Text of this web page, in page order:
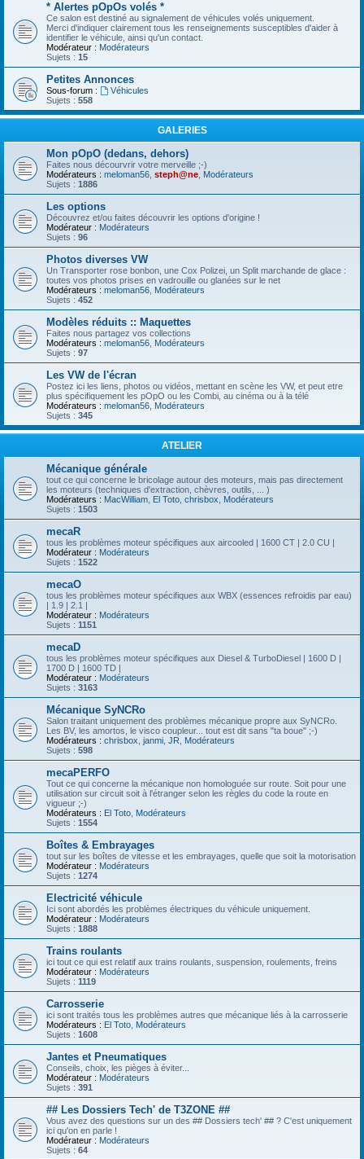
* Alertes pOpOs volés *
Ce salon est destiné au signalement de véhicules volés uniquement.
Merci d'indiquer clairement tous les renseignements susceptibles d'aider à
identifier le véhicule, ainsi qu'un contact.
Modérateur : Modérateurs
Sujets : 15
Petites Annonces
Sous-forum :
Véhicules
Sujets : 558
GALERIES
Mon pOpO (dedans, dehors)
Faites nous décourvrir votre merveille ;-)
Modérateurs : meloman56 steph@ne Modérateurs
Sujets : 1886
Les options
Découvrez et/ou faites découvrir les options d'origine !
Modérateur : Modérateurs
Sujets : 96
Photos diverses VW
Un Transporter rose bonbon, une Cox Polizei, un Split marchande de glace :
toutes vos photos prises en vadrouille ou glanées sur le net
Modérateurs : meloman56 Modérateurs
Sujets : 452
Modèles réduits :: Maquettes
Faites nous partagez vos collections
Modérateurs : meloman56 Modérateurs
Sujets : 97
Les VW de l'écran
Postez ici les liens, photos ou vidéos, mettant en scène les VW, et peut etre
plus spécifiquement les pOpO ou les Combi, au cinéma ou à la télé
Modérateurs : meloman56 Modérateurs
Sujets : 345
ATELIER
Mécanique générale
tout ce qui concerne le bricolage autour des moteurs, mais pas directement
les moteurs (techniques d'extraction, chèvres, outils, ... )
Modérateurs : MacWilliam El Toto chrisbox
Modérateurs
Sujets : 1503
mecaR
tous les problèmes moteur spécifiques aux aircooled | 1600 CT | 2.0 CU |
Modérateur : Modérateurs
Sujets : 1522
mecaO
tous les problèmes moteur spécifiques aux WBX (essences refroidis par eau)
| 1.9 | 2.1 |
Modérateur : Modérateurs
Sujets : 1151
mecaD
tous les problèmes moteur spécifiques aux Diesel & TurboDiesel | 1600 D |
1700 D | 1600 TD |
Modérateur : Modérateurs
Sujets : 3163
Mécanique SyNCRo
Salon traitant uniquement des problèmes mécanique propre aux SyNCRo.
Les BV, les amortos, le visco coupleur... tout est dit sans "ta boue" ;-)
Modérateurs : chrisbox janmi JR
Modérateurs
Sujets : 598
mecaPERFO
Tout ce qui concerne la mécanique non homologuée sur route. Soit pour une
utilisation sur circuit soit à l'étranger selon les règles du code la route en
vigueur ;-)
Modérateurs : El Toto Modérateurs
Sujets : 1554
Boîtes & Embrayages
tout sur les boîtes de vitesse et les embrayages, quelle que soit la motorisation
Modérateur : Modérateurs
Sujets : 1274
Electricité véhicule
Ici sont abordés les problèmes électriques du véhicule uniquement.
Modérateur : Modérateurs
Sujets : 1888
Trains roulants
ici tout ce qui est relatif aux trains roulants, suspension, roulements, freins
Modérateur : Modérateurs
Sujets : 1119
Carrosserie
ici sont traités tous les problèmes autres que mécanique liés à la carrosserie
Modérateurs : El Toto Modérateurs
Sujets : 1608
Jantes et Pneumatiques
Conseils, choix, les pièges à éviter...
Modérateur : Modérateurs
Sujets : 391
## Les Dossiers Tech' de T3ZONE ##
Vous avez des questions sur un des ## Dossiers tech' ## ? C'est uniquement
ici qu'on en parle !
Modérateur : Modérateurs
Sujets : 64